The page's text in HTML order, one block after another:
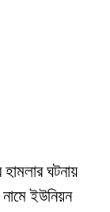
ঘটনায়
ইউনিয়ন